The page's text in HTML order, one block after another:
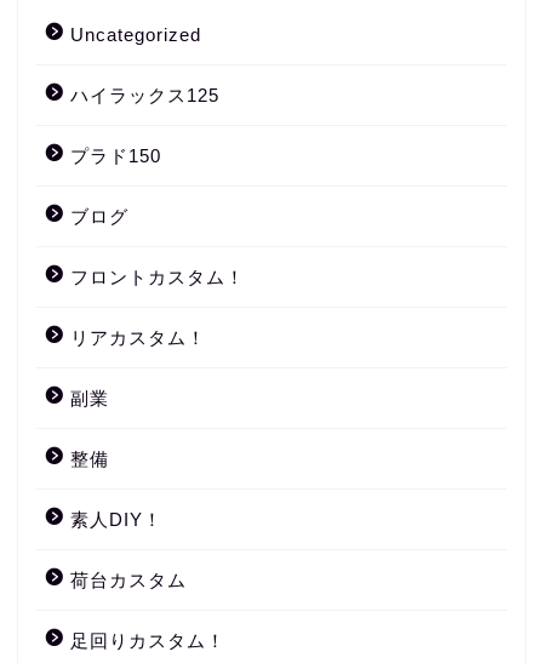
Uncategorized
ハイラックス125
プラド150
ブログ
フロントカスタム！
リアカスタム！
副業
整備
素人DIY！
荷台カスタム
足回りカスタム！